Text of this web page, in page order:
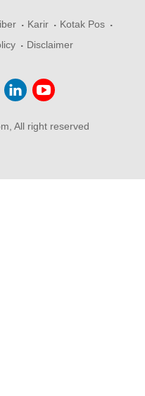
Karir
Kotak Pos
Disclaimer
All right reserved